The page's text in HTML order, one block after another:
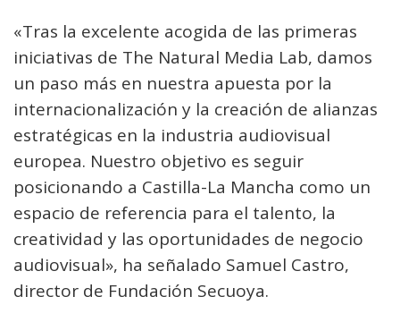
«Tras la excelente acogida de las primeras
iniciativas de The Natural Media Lab, damos
un paso más en nuestra apuesta por la
internacionalización y la creación de alianzas
estratégicas en la industria audiovisual
europea. Nuestro objetivo es seguir
posicionando a Castilla-La Mancha como un
espacio de referencia para el talento, la
creatividad y las oportunidades de negocio
audiovisual», ha señalado Samuel Castro,
director de Fundación Secuoya.